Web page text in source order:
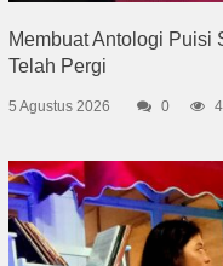
Membuat Antologi Puisi
Telah Pergi
5 Agustus 2026 0 4